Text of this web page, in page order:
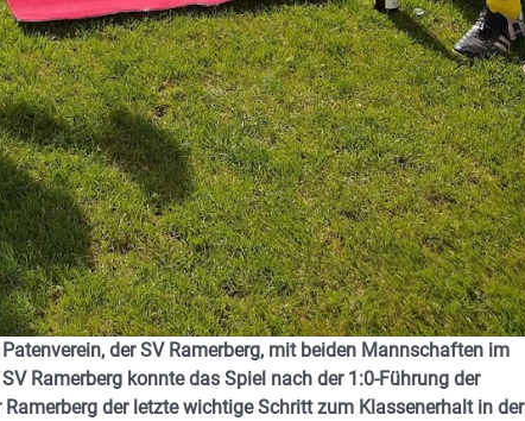
der SV Ramerberg, mit beiden Mannschaften im
Ramerberg konnte das Spiel nach der 1:0-Führung der
der letzte wichtige Schritt zum Klassenerhalt in der